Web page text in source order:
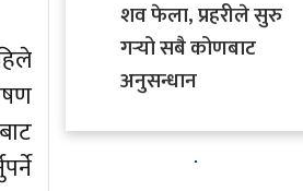
शव फेला, प्रहरीले सुरु
गर्‍यो सबै कोणबाट
अनुसन्धान